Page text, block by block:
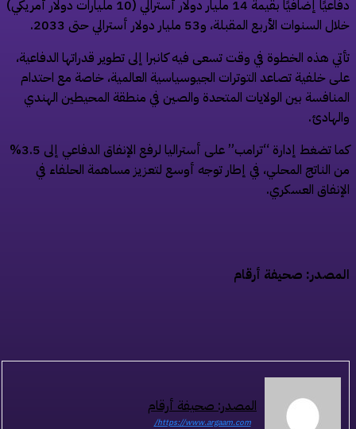
دفاعيًا إضافيًا بقيمة 14 مليار دولار أسترالي (10 مليارات دولار أمريكي)
السنوات الأربع المقبلة، و53 مليار دولار أسترالي حتى 2033.
هذه الخطوة في وقت تسعى فيه كانبرا إلى تطوير قدراتها الدفاعية،
خلفية تصاعد التوترات الجيوسياسية العالمية، خاصة مع احتدام
بين الولايات المتحدة والصين في منطقة المحيطين الهندي
كما تضغط إدارة “ترامب” على أستراليا لرفع الإنفاق الدفاعي إلى 3.5%
الناتج المحلي، في إطار توجه أوسع لتعزيز مساهمة الحلفاء في
العسكري.
صحيفة أرقام
المصدر: صحيفة أرقام
https://www.argaam.com/